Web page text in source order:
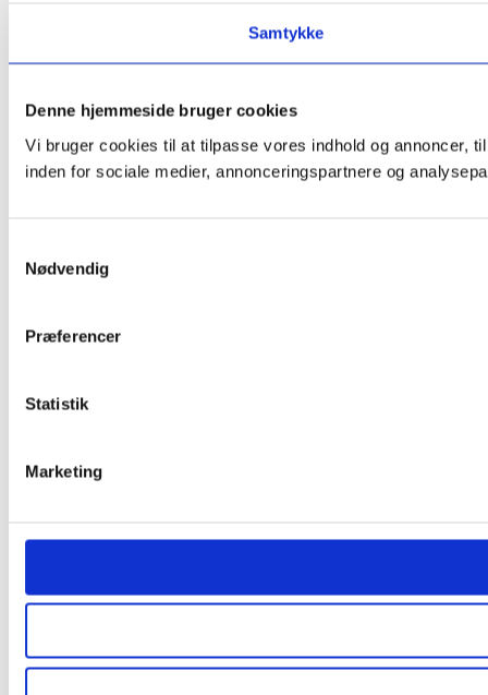
Samtykke
Denne hjemmeside bruger cookies
Vi bruger cookies til at tilpasse vores indhold og annoncer,
inden for sociale medier, annonceringspartnere og
Nødvendig
Præferencer
Statistik
Marketing